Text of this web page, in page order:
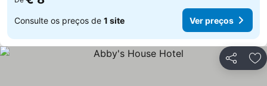
Consulte os preços de 1 site Ver preços
Partilhar